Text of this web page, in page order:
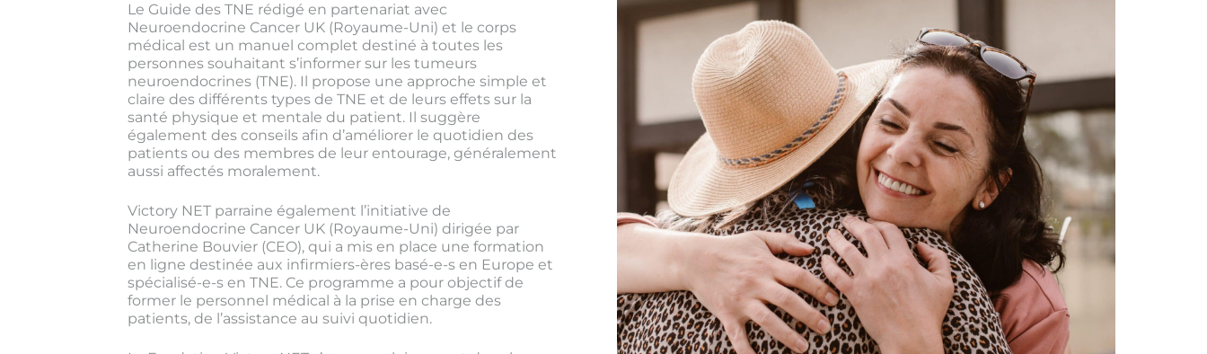
Le Guide des TNE rédigé en partenariat avec
Neuroendocrine Cancer UK (Royaume-Uni) et le corps
médical est un manuel complet destiné à toutes les
personnes souhaitant s’informer sur les tumeurs
neuroendocrines (TNE). Il propose une approche simple et
claire des différents types de TNE et de leurs effets sur la
santé physique et mentale du patient. Il suggère
également des conseils afin d’améliorer le quotidien des
patients ou des membres de leur entourage, généralement
aussi affectés moralement.
Victory NET parraine également l’initiative de
Neuroendocrine Cancer UK (Royaume-Uni) dirigée par
Catherine Bouvier (CEO), qui a mis en place une formation
en ligne destinée aux infirmiers-ères basé-e-s en Europe et
spécialisé-e-s en TNE. Ce programme a pour objectif de
former le personnel médical à la prise en charge des
patients, de l’assistance au suivi quotidien.